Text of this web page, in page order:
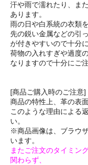
汗や雨で濡れたり、ま
あります。
雨の日や白系統の衣類
先の鋭い金属などの引
が付きやすいので十分
荷物の入れすぎや過度
なりますので十分にご
[商品ご購入時のご注
商品の特性上、革の表
このような理由による
い。
※商品画像は、ブラウ
います。
またご注文のタイミン
関わらず、